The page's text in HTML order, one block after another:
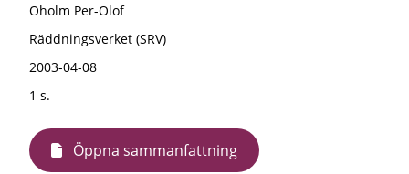
Öholm Per-Olof
Räddningsverket (SRV)
2003-04-08
1 s.
Öppna sammanfattning